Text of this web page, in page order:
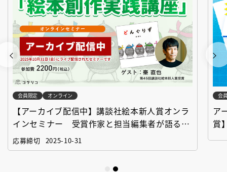
会員限定 オンライン
【アーカイブ配信中】講談社絵本新人賞オンラ
インセミナー 受賞作家と担当編集者が語る
「絵本創作実践講座」
応募締切 2025-10-31
会
ア
賞